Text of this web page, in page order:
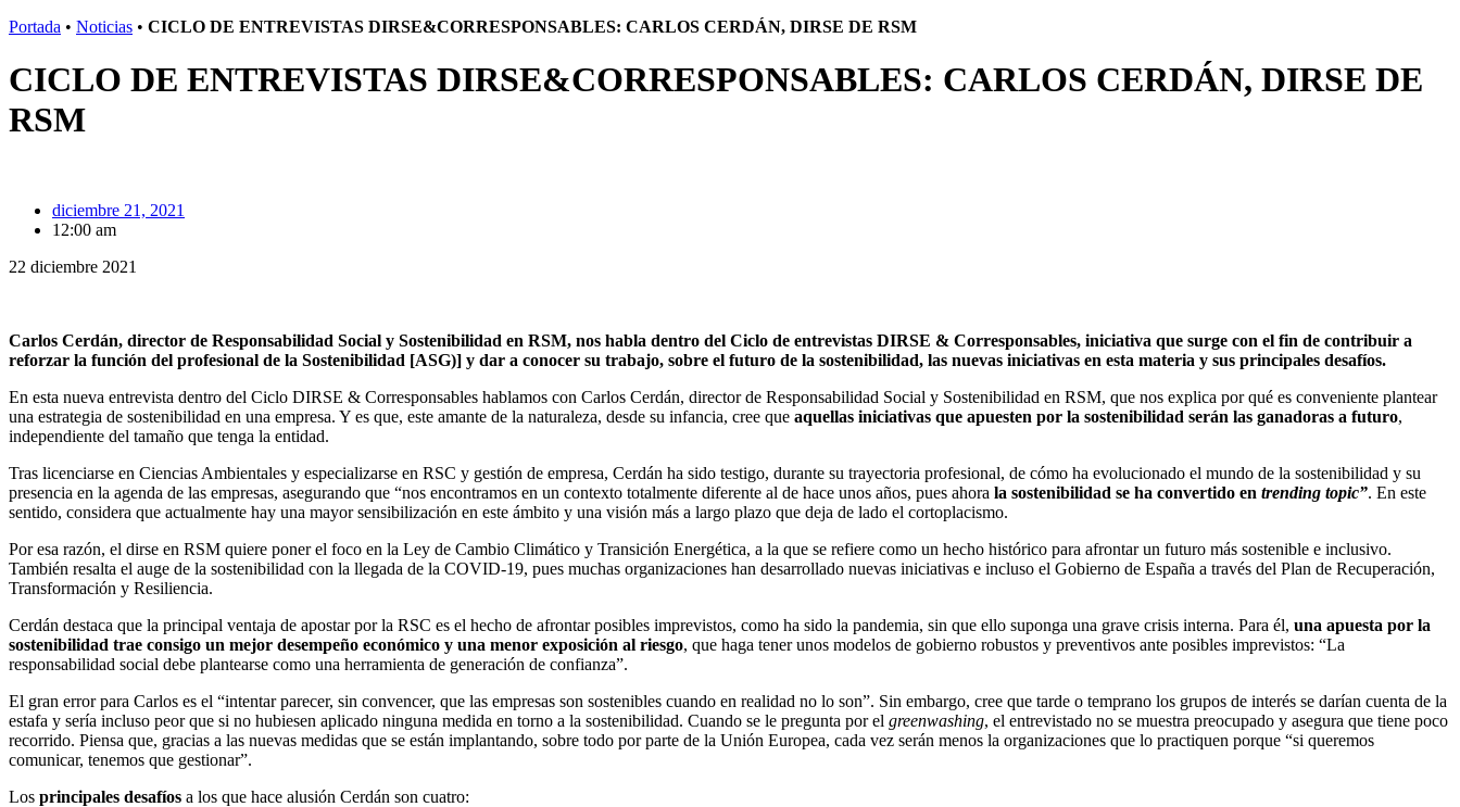
Portada • Noticias • CICLO DE ENTREVISTAS DIRSE&CORRESPONSABLES: CARLOS CERDÁN, DIRSE DE RSM
CICLO DE ENTREVISTAS DIRSE&CORRESPONSABLES: CARLOS CERDÁN, DIRSE DE
RSM
diciembre 21, 2021
12:00 am
22 diciembre 2021
Carlos Cerdán, director de Responsabilidad Social y Sostenibilidad en RSM, nos habla dentro del Ciclo de entrevistas DIRSE & Corresponsables, iniciativa que surge con el fin de contribuir a
reforzar la función del profesional de la Sostenibilidad [ASG)] y dar a conocer su trabajo, sobre el futuro de la sostenibilidad, las nuevas iniciativas en esta materia y sus principales desafíos.
En esta nueva entrevista dentro del Ciclo DIRSE & Corresponsables hablamos con Carlos Cerdán, director de Responsabilidad Social y Sostenibilidad en RSM, que nos explica por qué es conveniente plantear
una estrategia de sostenibilidad en una empresa. Y es que, este amante de la naturaleza, desde su infancia, cree que aquellas iniciativas que apuesten por la sostenibilidad serán las ganadoras a futuro,
independiente del tamaño que tenga la entidad.
Tras licenciarse en Ciencias Ambientales y especializarse en RSC y gestión de empresa, Cerdán ha sido testigo, durante su trayectoria profesional, de cómo ha evolucionado el mundo de la sostenibilidad y su
presencia en la agenda de las empresas, asegurando que “nos encontramos en un contexto totalmente diferente al de hace unos años, pues ahora la sostenibilidad se ha convertido en trending topic”. En este
sentido, considera que actualmente hay una mayor sensibilización en este ámbito y una visión más a largo plazo que deja de lado el cortoplacismo.
Por esa razón, el dirse en RSM quiere poner el foco en la Ley de Cambio Climático y Transición Energética, a la que se refiere como un hecho histórico para afrontar un futuro más sostenible e inclusivo.
También resalta el auge de la sostenibilidad con la llegada de la COVID-19, pues muchas organizaciones han desarrollado nuevas iniciativas e incluso el Gobierno de España a través del Plan de Recuperación,
Transformación y Resiliencia.
Cerdán destaca que la principal ventaja de apostar por la RSC es el hecho de afrontar posibles imprevistos, como ha sido la pandemia, sin que ello suponga una grave crisis interna. Para él, una apuesta por la
sostenibilidad trae consigo un mejor desempeño económico y una menor exposición al riesgo, que haga tener unos modelos de gobierno robustos y preventivos ante posibles imprevistos: “La
responsabilidad social debe plantearse como una herramienta de generación de confianza”.
El gran error para Carlos es el “intentar parecer, sin convencer, que las empresas son sostenibles cuando en realidad no lo son”. Sin embargo, cree que tarde o temprano los grupos de interés se darían cuenta de la
estafa y sería incluso peor que si no hubiesen aplicado ninguna medida en torno a la sostenibilidad. Cuando se le pregunta por el greenwashing, el entrevistado no se muestra preocupado y asegura que tiene poco
recorrido. Piensa que, gracias a las nuevas medidas que se están implantando, sobre todo por parte de la Unión Europea, cada vez serán menos la organizaciones que lo practiquen porque “si queremos
comunicar, tenemos que gestionar”.
Los principales desafíos a los que hace alusión Cerdán son cuatro: